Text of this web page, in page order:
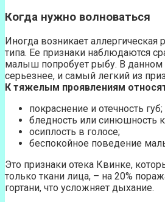
Когда нужно волноваться
Иногда возникает аллергическая
типа. Ее признаки наблюдаются
малыш попробует рыбу. В данном
серьезнее, и самый легкий из
К тяжелым проявлениям
покраснение и отечность губ;
бледность или синюшность
осиплость в голосе;
беспокойное поведение
Это признаки отека Квинке,
только ткани лица, – на 20%
гортани, что усложняет дыхание.